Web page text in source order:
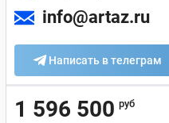
info@artaz.ru
Написать в телеграм
1 596 500 руб